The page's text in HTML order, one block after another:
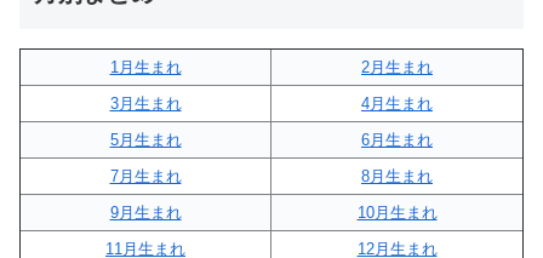
1月生まれ
2月生まれ
3月生まれ
4月生まれ
5月生まれ
6月生まれ
7月生まれ
8月生まれ
9月生まれ
10月生まれ
11月生まれ
12月生まれ